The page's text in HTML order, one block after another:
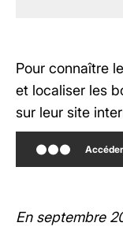
Pour connaître
et localiser les
sur leur site
En septembre